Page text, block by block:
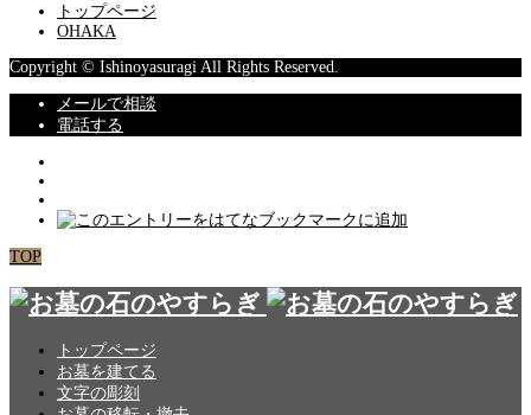
トップページ
OHAKA
Copyright © Ishinoyasuragi All Rights Reserved.
メールで相談
電話する
TOP
トップページ
お墓を建てる
文字の彫刻